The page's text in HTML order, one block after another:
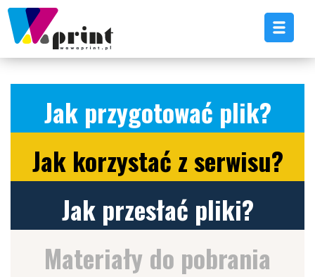
Jak przygotować plik?
Jak korzystać z serwisu?
Jak przesłać pliki?
Materiały do pobrania